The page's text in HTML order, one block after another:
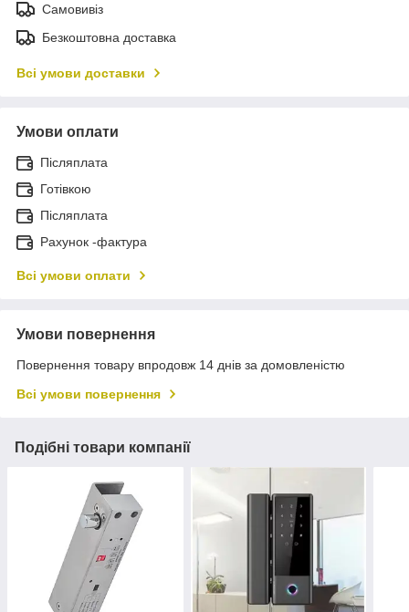
Самовивіз
Безкоштовна доставка
Всі умови доставки
Умови оплати
Післяплата
Готівкою
Післяплата
Рахунок -фактура
Всі умови оплати
Умови повернення
Повернення товару впродовж 14 днів за домовленістю
Всі умови повернення
Подібні товари компанії